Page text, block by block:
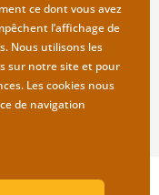
ce dont vous avez
l’affichage de
Nous utilisons les
sur notre site et pour
Les cookies nous
de navigation